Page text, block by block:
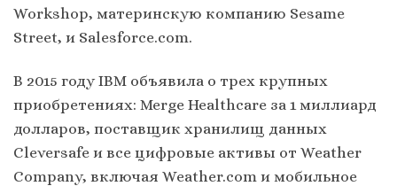
Workshop, материнскую компанию Sesame
Street, и Salesforce.com.
В 2015 году IBM объявила о трех крупных
приобретениях: Merge Healthcare за 1 миллиард
долларов, поставщик хранилищ данных
Cleversafe и все цифровые активы от Weather
Company, включая Weather.com и мобильное